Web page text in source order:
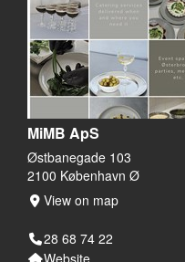
MiMB ApS
Østbanegade 103
2100 København Ø
View on map
28 68 74 22
Website